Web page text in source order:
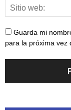
Guarda mi
para la próxima vez